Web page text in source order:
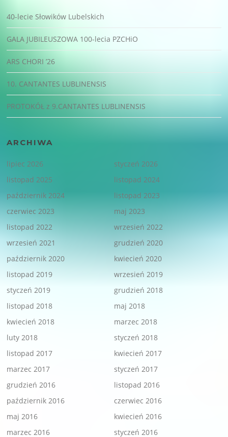
40-lecie Słowików Lubelskich
GALA JUBILEUSZOWA 100-lecia PZCHiO
ARS CHORI ’26
10. CANTANTES LUBLINENSIS
PROTOKÓŁ z 9.CANTANTES LUBLINENSIS
ARCHIWA
lipiec 2026
styczeń 2026
listopad 2025
listopad 2024
październik 2024
listopad 2023
czerwiec 2023
maj 2023
listopad 2022
wrzesień 2022
wrzesień 2021
grudzień 2020
październik 2020
kwiecień 2020
listopad 2019
wrzesień 2019
styczeń 2019
grudzień 2018
listopad 2018
maj 2018
kwiecień 2018
marzec 2018
luty 2018
styczeń 2018
listopad 2017
kwiecień 2017
marzec 2017
styczeń 2017
grudzień 2016
listopad 2016
październik 2016
czerwiec 2016
maj 2016
kwiecień 2016
marzec 2016
styczeń 2016